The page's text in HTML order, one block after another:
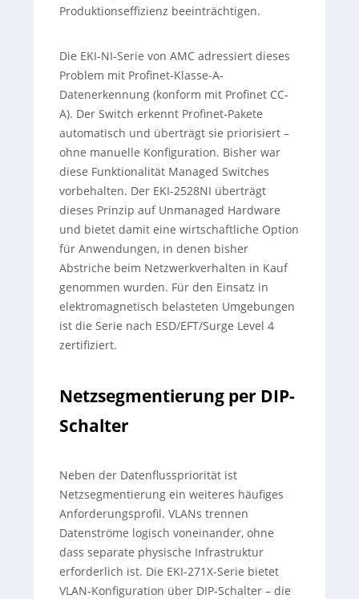
Produktionseffizienz beeinträchtigen.
Die EKI-NI-Serie von AMC adressiert dieses
Problem mit Profinet-Klasse-A-
Datenerkennung (konform mit Profinet CC-
A). Der Switch erkennt Profinet-Pakete
automatisch und überträgt sie priorisiert –
ohne manuelle Konfiguration. Bisher war
diese Funktionalität Managed Switches
vorbehalten. Der EKI-2528NI überträgt
dieses Prinzip auf Unmanaged Hardware
und bietet damit eine wirtschaftliche Option
für Anwendungen, in denen bisher
Abstriche beim Netzwerkverhalten in Kauf
genommen wurden. Für den Einsatz in
elektromagnetisch belasteten Umgebungen
ist die Serie nach ESD/EFT/Surge Level 4
zertifiziert.
Netzsegmentierung per DIP-
Schalter
Neben der Datenflusspriorität ist
Netzsegmentierung ein weiteres häufiges
Anforderungsprofil. VLANs trennen
Datenströme logisch voneinander, ohne
dass separate physische Infrastruktur
erforderlich ist. Die EKI-271X-Serie bietet
VLAN-Konfiguration über DIP-Schalter – die